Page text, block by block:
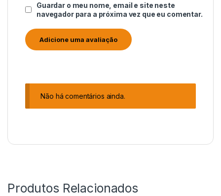
Guardar o meu nome, email e site neste
navegador para a próxima vez que eu comentar.
Não há comentários ainda.
Produtos Relacionados